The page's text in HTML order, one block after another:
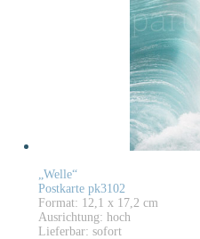
„Welle“
Postkarte pk3102
Format: 12,1 x 17,2 cm
Ausrichtung: hoch
Lieferbar: sofort